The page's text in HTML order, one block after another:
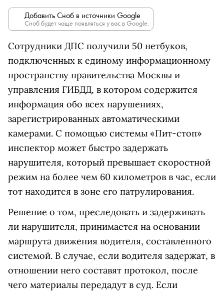
Добавить Сноб в источники Google
Сноб будет чаще появляться у вас в Google.
Сотрудники ДПС получили 50 нетбуков,
подключенных к единому информационному
пространству правительства Москвы и
управления ГИБДД, в котором содержится
информация обо всех нарушениях,
зарегистрированных автоматическими
камерами. С помощью системы «Пит-стоп»
инспектор может быстро задержать
нарушителя, который превышает скоростной
режим на более чем 60 километров в час, если
тот находится в зоне его патрулирования.
Решение о том, преследовать и задерживать
ли нарушителя, принимается на основании
маршрута движения водителя, составленного
системой. В случае, если водителя задержат, в
отношении него составят протокол, после
чего материалы передадут в суд. Если